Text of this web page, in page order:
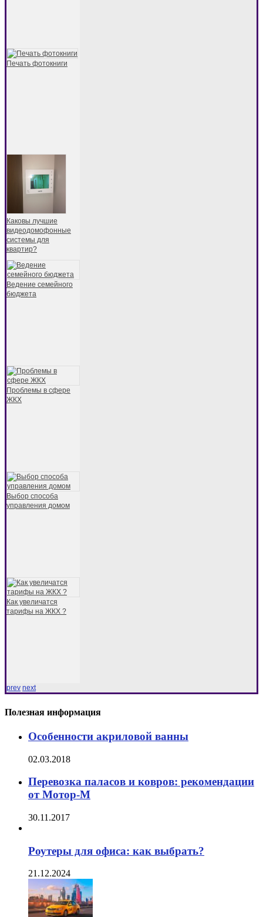
Печать фотокниги
Каковы лучшие
видеодомофонные
системы для
квартир?
Ведение семейного
бюджета
Проблемы в сфере
ЖКХ
Выбор способа
управления домом
Как увеличатся
тарифы на ЖКХ ?
prev next
Полезная информация
Особенности акриловой ванны
02.03.2018
Перевозка паласов и ковров: рекомендации
от Мотор-М
30.11.2017
Роутеры для офиса: как выбрать?
21.12.2024